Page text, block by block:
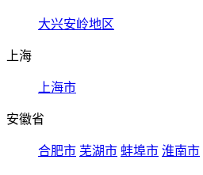
大兴安岭地区
上海
上海市
安徽省
合肥市 芜湖市 蚌埠市 淮南市